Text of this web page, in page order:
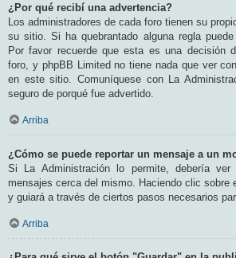
¿Por qué recibí una advertencia?
Los administradores de cada foro tienen su
su sitio. Si ha quebrantado alguna regla puede
Por favor recuerde que esta es una decisión
foro, y phpBB Limited no tiene nada que ver
en este sitio. Comuníquese con La
seguro de porqué fue advertido.
Arriba
¿Cómo se puede reportar un mensaje a un
Si La Administración lo permite, debería ver
mensajes cerca del mismo. Haciendo clic sobre
y guiará a través de ciertos pasos necesarios
Arriba